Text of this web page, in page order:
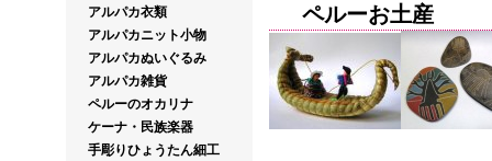
アルパカ衣類
アルパカニット小物
アルパカぬいぐるみ
アルパカ雑貨
ペルーのオカリナ
ケーナ・民族楽器
手彫りひょうたん細工
ペルーお土産